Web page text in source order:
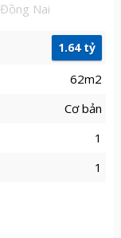
Nai
1.64 tỷ
62m2
Cơ bản
1
1